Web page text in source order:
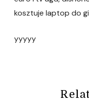
kosztuje laptop do
yyyyy